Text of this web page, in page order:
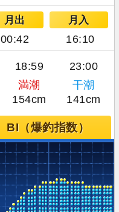
月出 月入
00:42 16:10
18:59 23:00
満潮
干潮
154cm 141cm
BI（爆釣指数）